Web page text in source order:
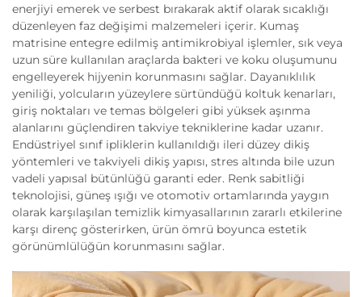
enerjiyi emerek ve serbest bırakarak aktif olarak sıcaklığı
düzenleyen faz değişimi malzemeleri içerir. Kumaş
matrisine entegre edilmiş antimikrobiyal işlemler, sık veya
uzun süre kullanılan araçlarda bakteri ve koku oluşumunu
engelleyerek hijyenin korunmasını sağlar. Dayanıklılık
yeniliği, yolcuların yüzeylere sürtündüğü koltuk kenarları,
giriş noktaları ve temas bölgeleri gibi yüksek aşınma
alanlarını güçlendiren takviye tekniklerine kadar uzanır.
Endüstriyel sınıf ipliklerin kullanıldığı ileri düzey dikiş
yöntemleri ve takviyeli dikiş yapısı, stres altında bile uzun
vadeli yapısal bütünlüğü garanti eder. Renk sabitliği
teknolojisi, güneş ışığı ve otomotiv ortamlarında yaygın
olarak karşılaşılan temizlik kimyasallarının zararlı etkilerine
karşı direnç gösterirken, ürün ömrü boyunca estetik
görünümlülüğün korunmasını sağlar.